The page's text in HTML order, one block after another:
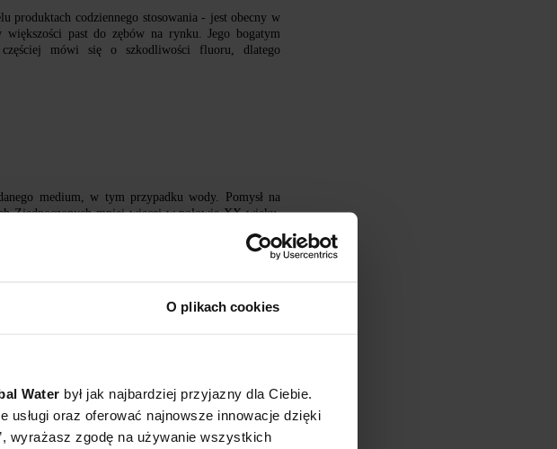
O plikach cookies
Water był jak najbardziej przyjazny dla Ciebie.
oraz oferować najnowsze innowacje dzięki
wyrażasz zgodę na używanie wszystkich
produktach codziennego stosowania - jest obecny w
past do zębów na rynku. Jego bogatym
mówi się o szkodliwości fluoru, dlatego
medium, w tym przypadku wody. Pomysł na
Zjednoczonych mniej więcej w połowie XX wieku.
do jamy ustnej. Miało to wzmocnić szkliwo zębów
może źle działać na organizm człowieka.
Nie każdy ma jednak dostęp do takich
prosty test paskowy, który po zamoczeniu w cieczy i
można dowiedzieć się o obecności innych